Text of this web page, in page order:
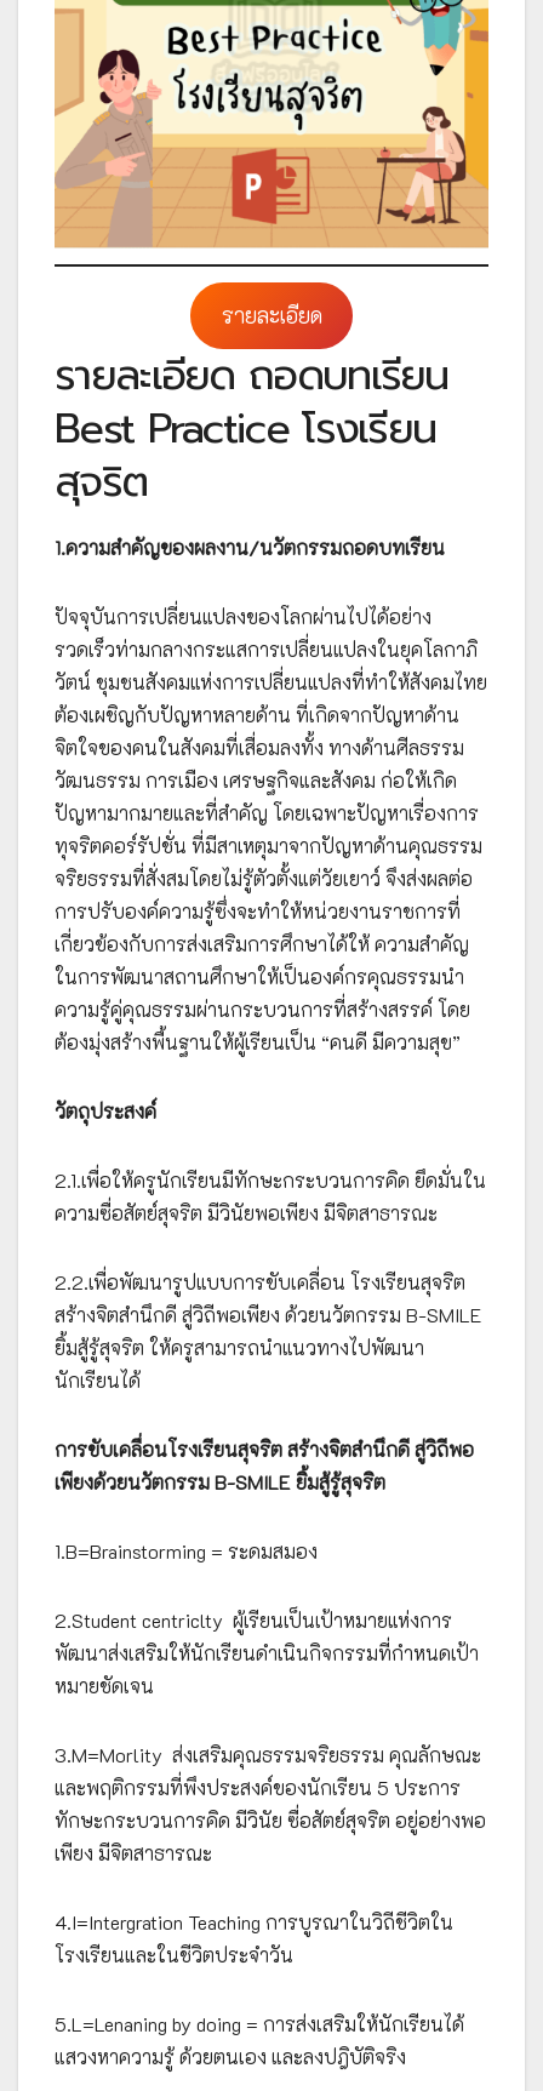
รายละเอียด
รายละเอียด ถอดบทเรียน
Best Practice โรงเรียน
สุจริต
1.ความสำคัญของผลงาน/นวัตกรรมถอดบทเรียน
ปัจจุบันการเปลี่ยนแปลงของโลกผ่านไปได้อย่าง
รวดเร็วท่ามกลางกระแสการเปลี่ยนแปลงในยุคโลกาภิ
วัตน์ ชุมชนสังคมแห่งการเปลี่ยนแปลงที่ทำให้สังคมไทย
ต้องเผชิญกับปัญหาหลายด้าน ที่เกิดจากปัญหาด้าน
จิตใจของคนในสังคมที่เสื่อมลงทั้ง ทางด้านศีลธรรม
วัฒนธรรม การเมือง เศรษฐกิจและสังคม ก่อให้เกิด
ปัญหามากมายและที่สำคัญ โดยเฉพาะปัญหาเรื่องการ
ทุจริตคอร์รัปชั่น ที่มีสาเหตุมาจากปัญหาด้านคุณธรรม
จริยธรรมที่สั่งสมโดยไม่รู้ตัวตั้งแต่วัยเยาว์ จึงส่งผลต่อ
การปรับองค์ความรู้ซึ่งจะทำให้หน่วยงานราชการที่
เกี่ยวข้องกับการส่งเสริมการศึกษาได้ให้ ความสำคัญ
ในการพัฒนาสถานศึกษาให้เป็นองค์กรคุณธรรมนำ
ความรู้คู่คุณธรรมผ่านกระบวนการที่สร้างสรรค์ โดย
ต้องมุ่งสร้างพื้นฐานให้ผู้เรียนเป็น “คนดี มีความสุข”
วัตถุประสงค์
2.1.เพื่อให้ครูนักเรียนมีทักษะกระบวนการคิด ยึดมั่นใน
ความซื่อสัตย์สุจริต มีวินัยพอเพียง มีจิตสาธารณะ
2.2.เพื่อพัฒนารูปแบบการขับเคลื่อน โรงเรียนสุจริต
สร้างจิตสำนึกดี สู่วิถีพอเพียง ด้วยนวัตกรรม B-SMILE
ยิ้มสู้รู้สุจริต ให้ครูสามารถนำแนวทางไปพัฒนา
นักเรียนได้
การขับเคลื่อนโรงเรียนสุจริตสร้างจิตสำนึกดี สู่วิถีพอ
เพียงด้วยนวัตกรรม B-SMILE ยิ้มสู้รู้สุจริต
1.B=Brainstorming = ระดมสมอง
2.Student centriclty ผู้เรียนเป็นเป้าหมายแห่งการ
พัฒนาส่งเสริมให้นักเรียนดำเนินกิจกรรมที่กำหนดเป้า
หมายชัดเจน
3.M=Morlity ส่งเสริมคุณธรรมจริยธรรม คุณลักษณะ
และพฤติกรรมที่พึงประสงค์ของนักเรียน 5 ประการ
ทักษะกระบวนการคิด มีวินัย ซื่อสัตย์สุจริต อยู่อย่างพอ
เพียง มีจิตสาธารณะ
4.I=Intergration Teaching การบูรณาในวิถีชีวิตใน
โรงเรียนและในชีวิตประจำวัน
5.L=Lenaning by doing = การส่งเสริมให้นักเรียนได้
แสวงหาความรู้ ด้วยตนเอง และลงปฎิบัติจริง